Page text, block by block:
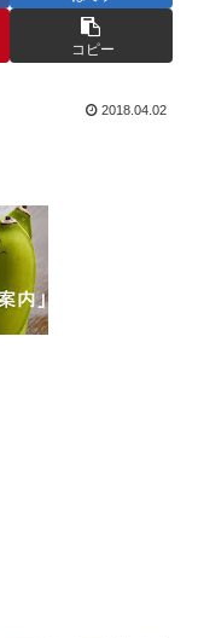
コピー
2018.04.02